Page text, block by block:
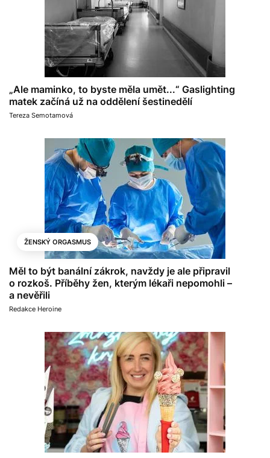
„Ale maminko, to byste měla umět...“ Gaslighting
matek začíná už na oddělení šestinedělí
Tereza Semotamová
ŽENSKÝ ORGASMUS
Měl to být banální zákrok, navždy je ale připravil
o rozkoš. Příběhy žen, kterým lékaři nepomohli –
a nevěřili
Redakce Heroine